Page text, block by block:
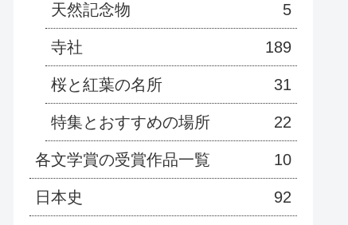
天然記念物 5
寺社 189
桜と紅葉の名所 31
特集とおすすめの場所 22
各文学賞の受賞作品一覧 10
日本史 92